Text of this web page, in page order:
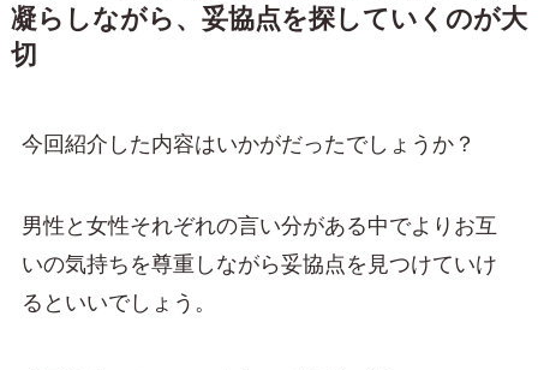
凝らしながら、妥協点を探していくのが大
切
今回紹介した内容はいかがだったでしょうか？
男性と女性それぞれの言い分がある中でよりお互
いの気持ちを尊重しながら妥協点を見つけていけ
るといいでしょう。